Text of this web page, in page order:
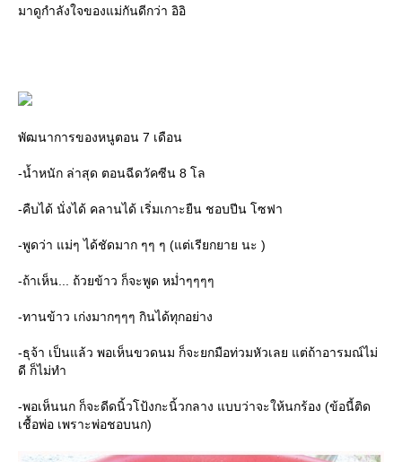
มาดูกำลังใจของแม่กันดีกว่า อิอิ
พัฒนาการของหนูตอน 7 เดือน
-น้ำหนัก ล่าสุด ตอนฉีดวัคซีน 8 โล
-คืบได้ นั่งได้ คลานได้ เริ่มเกาะยืน ชอบปีน โซฟา
-พูดว่า แม่ๆ ได้ชัดมาก ๆๆ ๆ (แต่เรียกยาย นะ )
-ถ้าเห็น... ถ้วยข้าว ก็จะพูด หม่ำๆๆๆๆ
-ทานข้าว เก่งมากๆๆๆ กินได้ทุกอย่าง
-ธุจ้า เป็นแล้ว พอเห็นขวดนม ก็จะยกมือท่วมหัวเลย แต่ถ้าอารมณ์ไม่
ดี ก็ไม่ทำ
-พอเห็นนก ก็จะดีดนิ้วโป้งกะนิ้วกลาง แบบว่าจะให้นกร้อง (ข้อนี้ติด
เชื้อพ่อ เพราะพ่อชอบนก)